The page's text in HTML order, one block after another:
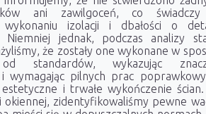
ani zawilgoceń, co
wykonaniu izolacji i dbałości o
Niemniej jednak, podczas analizy
że zostały one wykonane w
od standardów, wykazując
i wymagając pilnych prac
i trwałe wykończenie
okiennej, zidentyfikowaliśmy pewne